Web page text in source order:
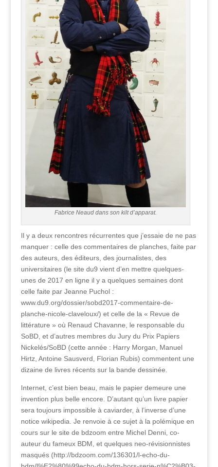
Fabrice Neaud dans son kilt d’apparat.
Il y a deux rencontres récurrentes que j’essaie de ne pas
manquer : celle des commentaires de planches, faite par
des auteurs, des éditeurs, des journalistes, des
universitaires (le site du9 vient d’en mettre quelques-
unes de 2017 en ligne il y a quelques semaines dont
celle faite par Jeanne Puchol :
www.du9.org/dossier/sobd2017-commentaire-de-
planche-nicole-claveloux/) et celle de la « Revue de
littérature » où Renaud Chavanne, le responsable du
SoBD, et d’autres membres du Jury du Prix Papiers
Nickelés/SoBD (cette année : Harry Morgan, Manuel
Hirtz, Antoine Sausverd, Florian Rubis) commentent une
dizaine de livres récents sur la bande dessinée.
Internet, c’est bien beau, mais le papier demeure une
invention plus belle encore. D’autant qu’un livre papier
sera toujours impossible à caviarder, à l’inverse d’une
notice wikipedia. Je renvoie à ce sujet à la polémique en
cours sur le site de bdzoom entre Michel Denni, co-
auteur du fameux BDM, et quelques neo-révisionnistes
masqués (http://bdzoom.com/136301/l-echo-du-